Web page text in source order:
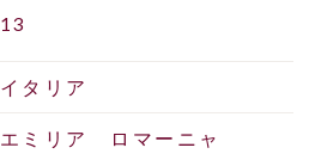
13
イタリア
エミリア ロマーニャ